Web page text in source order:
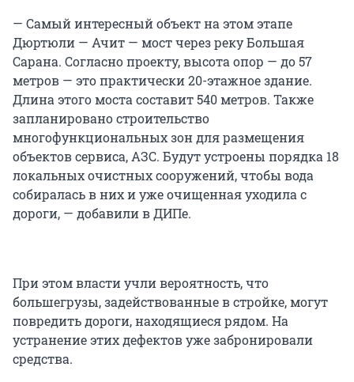
— Самый интересный объект на этом этапе
Дюртюли — Ачит — мост через реку Большая
Сарана. Согласно проекту, высота опор — до 57
метров — это практически 20-этажное здание.
Длина этого моста составит 540 метров. Также
запланировано строительство
многофункциональных зон для размещения
объектов сервиса, АЗС. Будут устроены порядка 18
локальных очистных сооружений, чтобы вода
собиралась в них и уже очищенная уходила с
дороги, — добавили в ДИПе.
При этом власти учли вероятность, что
большегрузы, задействованные в стройке, могут
повредить дороги, находящиеся рядом. На
устранение этих дефектов уже забронировали
средства.